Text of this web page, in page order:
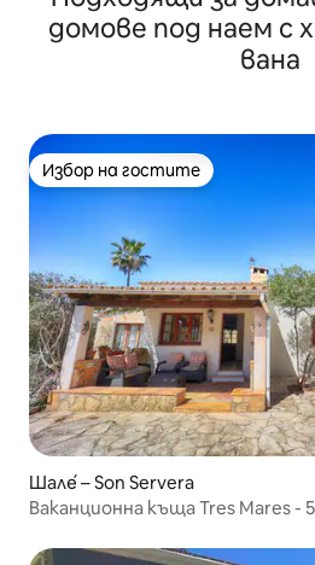
домове под наем с
вана
Избор на гостите
Избор на гостите
Шале́ – Son Servera
Ваканционна къща Tres Mares